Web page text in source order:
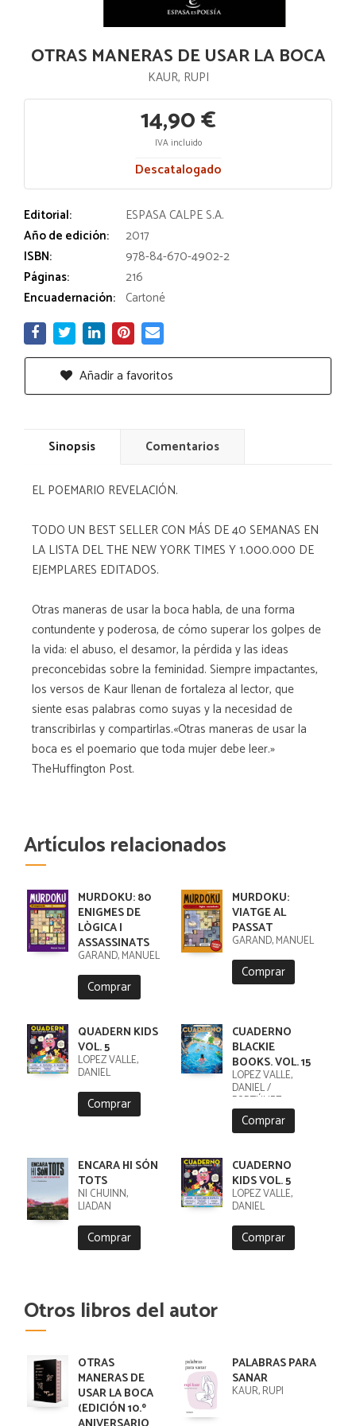
OTRAS MANERAS DE USAR LA BOCA
KAUR, RUPI
14,90 €
IVA incluido
Descatalogado
Editorial:
ESPASA CALPE S.A.
Año de edición:
2017
ISBN:
978-84-670-4902-2
Páginas:
216
Encuadernación: Cartoné
Añadir a favoritos
Sinopsis Comentarios
EL POEMARIO REVELACIÓN.
TODO UN BEST SELLER CON MÁS DE 40 SEMANAS EN
LA LISTA DEL THE NEW YORK TIMES Y 1.000.000 DE
EJEMPLARES EDITADOS.
Otras maneras de usar la boca habla, de una forma
contundente y poderosa, de cómo superar los golpes de
la vida: el abuso, el desamor, la pérdida y las ideas
preconcebidas sobre la feminidad. Siempre impactantes,
los versos de Kaur llenan de fortaleza al lector, que
siente esas palabras como suyas y la necesidad de
transcribirlas y compartirlas.«Otras maneras de usar la
boca es el poemario que toda mujer debe leer.»
TheHuffington Post.
Artículos relacionados
MURDOKU: 80
ENIGMES DE
LÒGICA I
ASSASSINATS
GARAND, MANUEL
Comprar
MURDOKU:
VIATGE AL
PASSAT
GARAND, MANUEL
Comprar
QUADERN KIDS
VOL. 5
LÓPEZ VALLE,
DANIEL
Comprar
CUADERNO
BLACKIE
BOOKS. VOL. 15
LÓPEZ VALLE,
DANIEL /
FORTÚNEZ,
CRISTOBAL
Comprar
ENCARA HI SÓN
TOTS
NI CHUINN,
LIADAN
Comprar
CUADERNO
KIDS VOL. 5
LÓPEZ VALLE,
DANIEL
Comprar
Otros libros del autor
OTRAS
MANERAS DE
USAR LA BOCA
(EDICIÓN 10.º
PALABRAS PARA
SANAR
KAUR, RUPI